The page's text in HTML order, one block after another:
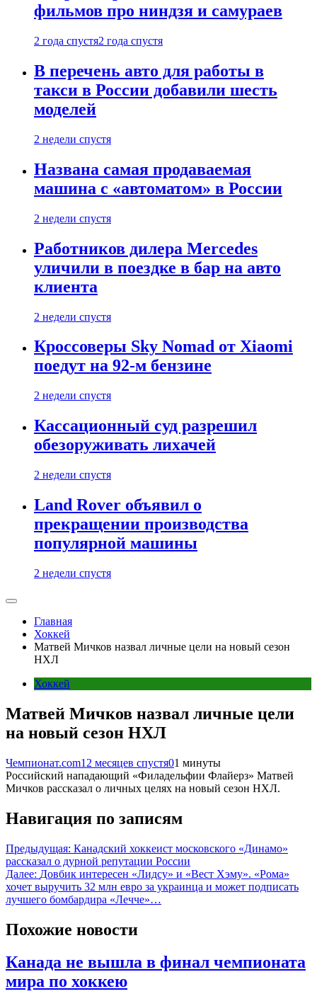
фильмов про ниндзя и самураев
2 года спустя2 года спустя
В перечень авто для работы в
такси в России добавили шесть
моделей
2 недели спустя
Названа самая продаваемая
машина с «автоматом» в России
2 недели спустя
Работников дилера Mercedes
уличили в поездке в бар на авто
клиента
2 недели спустя
Кроссоверы Sky Nomad от Xiaomi
поедут на 92-м бензине
2 недели спустя
Кассационный суд разрешил
обезоруживать лихачей
2 недели спустя
Land Rover объявил о
прекращении производства
популярной машины
2 недели спустя
Главная
Хоккей
Матвей Мичков назвал личные цели на новый сезон
НХЛ
Хоккей
Матвей Мичков назвал личные цели
на новый сезон НХЛ
Чемпионат.com12 месяцев спустя01 минуты
Российский нападающий «Филадельфии Флайерз» Матвей
Мичков рассказал о личных целях на новый сезон НХЛ.
Навигация по записям
Предыдущая: Канадский хоккеист московского «Динамо»
рассказал о дурной репутации России
Далее: Довбик интересен «Лидсу» и «Вест Хэму». «Рома»
хочет выручить 32 млн евро за украинца и может подписать
лучшего бомбардира «Лечче»…
Похожие новости
Канада не вышла в финал чемпионата
мира по хоккею